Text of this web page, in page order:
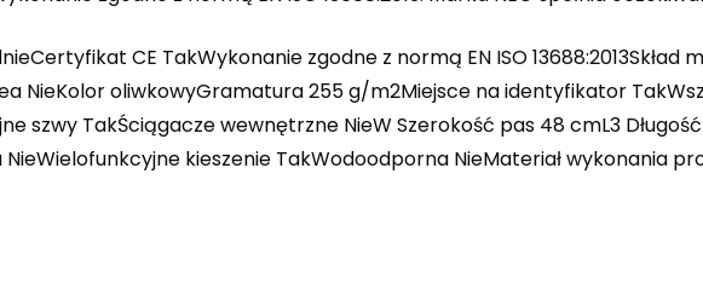
CE TakWykonanie zgodne z normą EN ISO 13688:2013Skład
NieKolor oliwkowyGramatura 255 g/m2Miejsce na identyfikator
szwy TakŚciągacze wewnętrzne NieW Szerokość pas 48 cmL3
kieszenie TakWodoodporna NieMateriał wykonania